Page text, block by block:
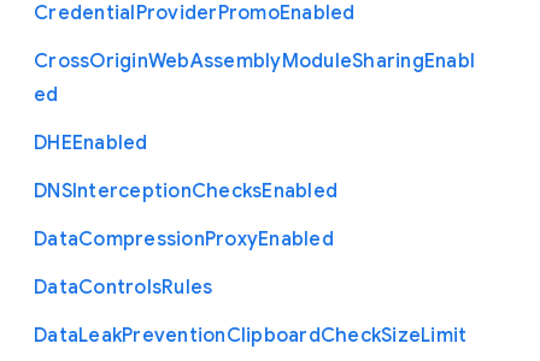
CredentialProviderPromoEnabled
CrossOriginWebAssemblyModuleSharingEnabl
ed
DHEEnabled
DNSInterceptionChecksEnabled
DataCompressionProxyEnabled
DataControlsRules
DataLeakPreventionClipboardCheckSizeLimit